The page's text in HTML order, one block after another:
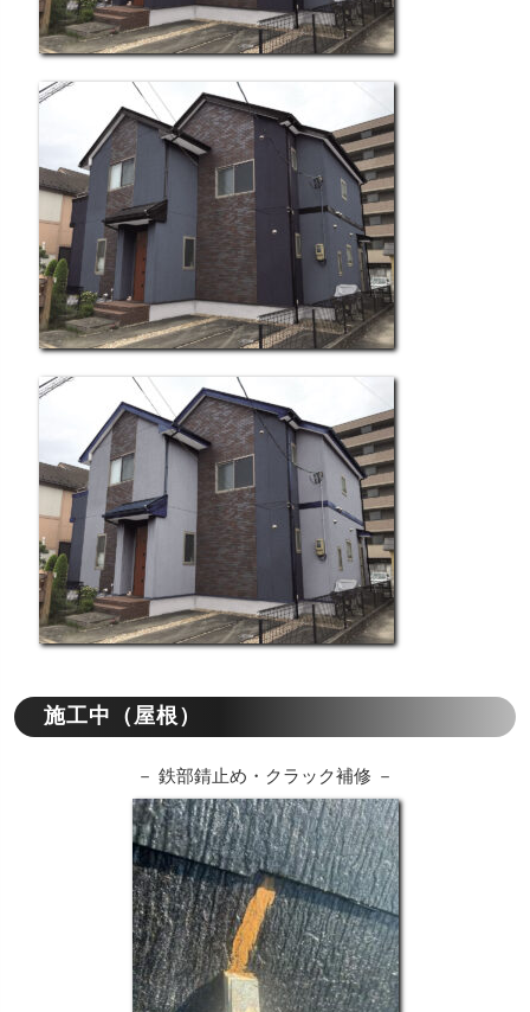
施工中（屋根）
－ 鉄部錆止め・クラック補修 －